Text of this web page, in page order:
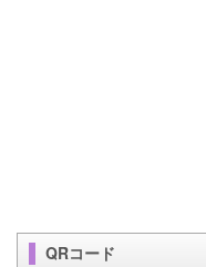
QRコード